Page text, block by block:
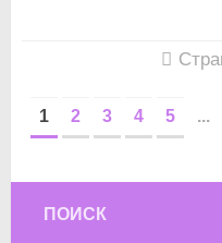
1 2 3 4 5 ...
ПОИСК